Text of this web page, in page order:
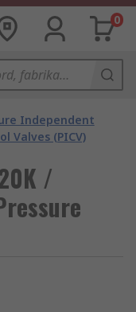
0
Independent
Valves (PICV)
/